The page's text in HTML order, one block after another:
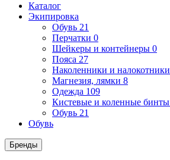
Каталог
Экипировка
Обувь 21
Перчатки 0
Шейкеры и контейнеры 0
Пояса 27
Наколенники и налокотники
Магнезия, лямки 8
Одежда 109
Кистевые и коленные бинты
Обувь 21
Обувь
Бренды